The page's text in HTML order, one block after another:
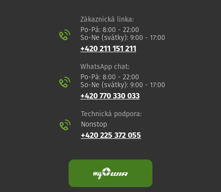
Zákaznická linka:
Po-Pá: 8:00 - 22:00
So-Ne (svátky): 9:00 - 17:00
+420 211 151 211
WhatsApp chat:
Po-Pá: 8:00 - 22:00
So-Ne (svátky): 9:00 - 17:00
+420 770 330 033
Technická podpora:
Nonstop
+420 225 372 055